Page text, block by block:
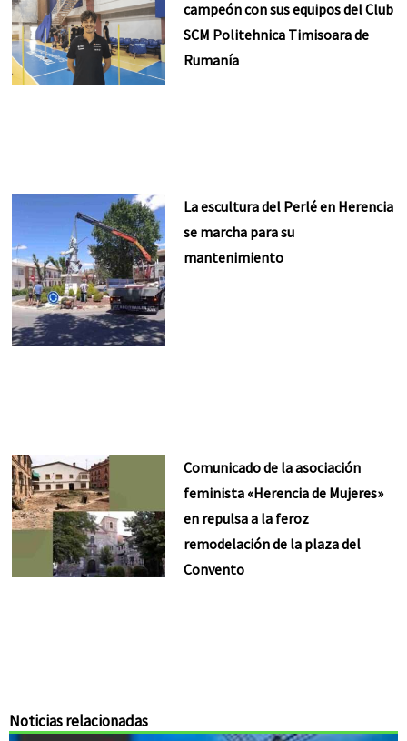
campeón con sus equipos del Club
SCM Politehnica Timisoara de
Rumanía
La escultura del Perlé en Herencia
se marcha para su
mantenimiento
Comunicado de la asociación
feminista «Herencia de Mujeres»
en repulsa a la feroz
remodelación de la plaza del
Convento
Noticias relacionadas